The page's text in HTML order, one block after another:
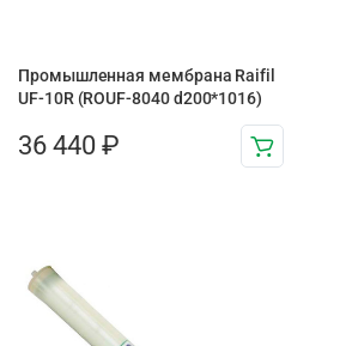
Промышленная мембрана Raifil
UF-10R (ROUF-8040 d200*1016)
36 440 ₽